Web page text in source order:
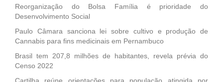
Reorganização do Bolsa Família é prioridade do
Desenvolvimento Social
Paulo Câmara sanciona lei sobre cultivo e produção de
Cannabis para fins medicinais em Pernambuco
Brasil tem 207,8 milhões de habitantes, revela prévia do
Censo 2022